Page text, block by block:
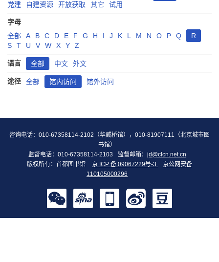
党建
自建资源 开放获取 其它 试用
字母
全部
A B C D E F G H I J K L M N O P Q
R
S
T U V W X Y Z
语言 全部 中文 外文
途径 全部 馆内访问 馆外访问
咨询电话：010-67358114-2102（华威桥馆），010-81907111（北京城市图
书馆）
监督电话：010-67358114-2103
监督邮箱： jd@clcn.net.cn
版权所有：首都图书馆
京 ICP 备 09067229号-3
京公网安备
110105000296